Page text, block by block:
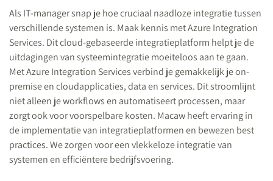
Als IT-manager snap je hoe cruciaal naadloze integratie tussen
verschillende systemen is. Maak kennis met Azure Integration
Services. Dit cloud-gebaseerde integratieplatform helpt je de
uitdagingen van systeemintegratie moeiteloos aan te gaan.
Met Azure Integration Services verbind je gemakkelijk je on-
premise en cloudapplicaties, data en services. Dit stroomlijnt
niet alleen je workflows en automatiseert processen, maar
zorgt ook voor voorspelbare kosten. Macaw heeft ervaring in
de implementatie van integratieplatformen en bewezen best
practices. We zorgen voor een vlekkeloze integratie van
systemen en efficiëntere bedrijfsvoering.